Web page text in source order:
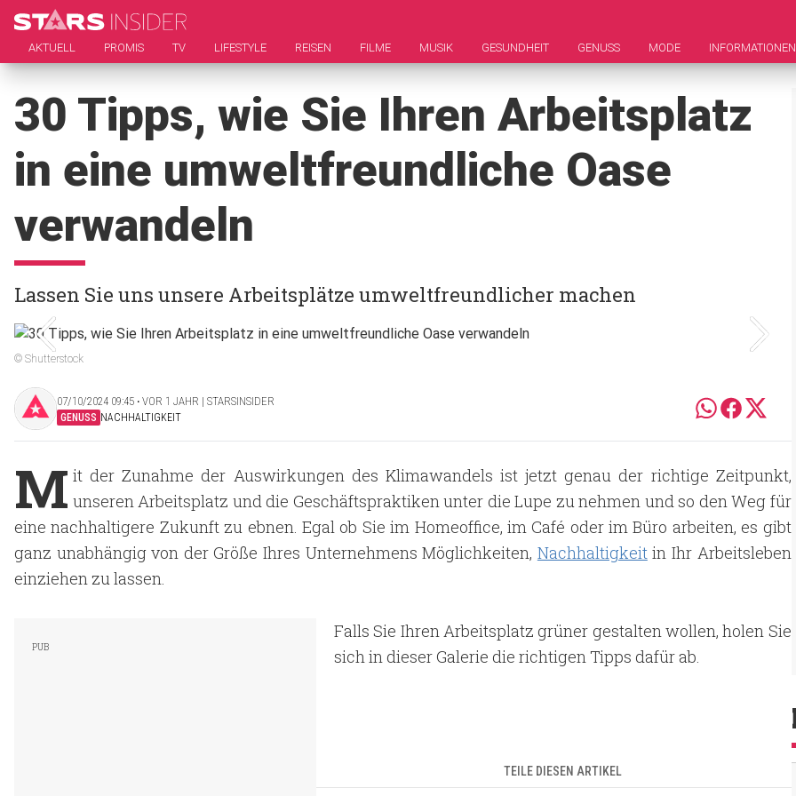
AKTUELL PROMIS TV LIFESTYLE REISEN FILME MUSIK GESUNDHEIT GENUSS MODE INFORMATIONEN
30 Tipps, wie Sie Ihren Arbeitsplatz
in eine umweltfreundliche Oase
verwandeln
Lassen Sie uns unsere Arbeitsplätze umweltfreundlicher machen
© Shutterstock
07/10/2024 09:45 ‧ VOR 1 JAHR | STARSINSIDER
GENUSS NACHHALTIGKEIT
M it der Zunahme der Auswirkungen des Klimawandels ist jetzt genau der richtige Zeitpunkt,
unseren Arbeitsplatz und die Geschäftspraktiken unter die Lupe zu nehmen und so den Weg für
eine nachhaltigere Zukunft zu ebnen. Egal ob Sie im Homeoffice, im Café oder im Büro arbeiten, es gibt
ganz unabhängig von der Größe Ihres Unternehmens Möglichkeiten, Nachhaltigkeitin Ihr Arbeitsleben
einziehen zu lassen.
Falls Sie Ihren Arbeitsplatz grüner gestalten wollen, holen Sie
sich in dieser Galerie die richtigen Tipps dafür ab.
TEILE DIESEN ARTIKEL